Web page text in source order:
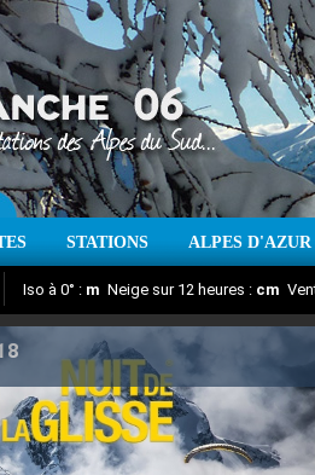
STATIONS ALPES D'AZUR
Iso à 0° : m Neige sur 12 heures : cm